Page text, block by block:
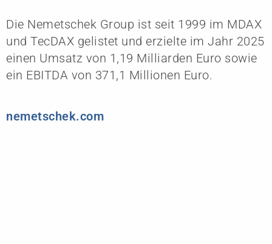
Die Nemetschek Group ist seit 1999 im MDAX
und TecDAX gelistet und erzielte im Jahr 2025
einen Umsatz von 1,19 Milliarden Euro sowie
ein EBITDA von 371,1 Millionen Euro.
nemetschek.com